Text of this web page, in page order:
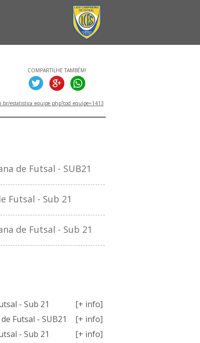
COMPARTILHE TAMBÉM!
estatistica_equipe.php?cod_equipe=1413
de Futsal - SUB21
Futsal - Sub 21
de Futsal - Sub 21
- Sub 21
[+ info]
Futsal - SUB21
[+ info]
- Sub 21
[+ info]